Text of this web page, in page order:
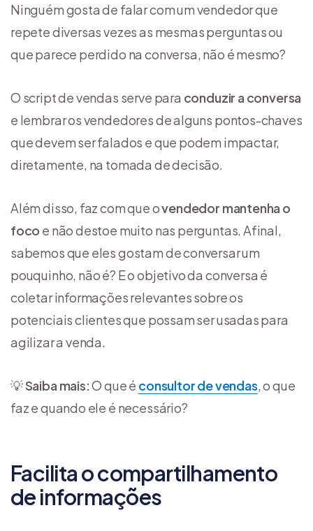
Ninguém gosta de falar com um vendedor que
repete diversas vezes as mesmas perguntas ou
que parece perdido na conversa, não é mesmo?
O script de vendas serve para conduzir a conversa
e lembrar os vendedores de alguns pontos-chaves
que devem ser falados e que podem impactar,
diretamente, na tomada de decisão.
Além disso, faz com que ovendedor mantenha o
foco e não destoe muito nas perguntas. Afinal,
sabemos que eles gostam de conversar um
pouquinho, não é? E o objetivo da conversa é
coletar informações relevantes sobre os
potenciais clientes que possam ser usadas para
agilizar a venda.
💡Saiba mais:O que é consultor de vendas, o que
faz e quando ele é necessário?
Facilita o compartilhamento
de informações